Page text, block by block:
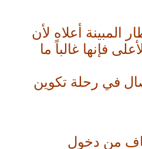
أعلاه لأن
فإنها غالباً ما
في رحلة تكوين
من دخول